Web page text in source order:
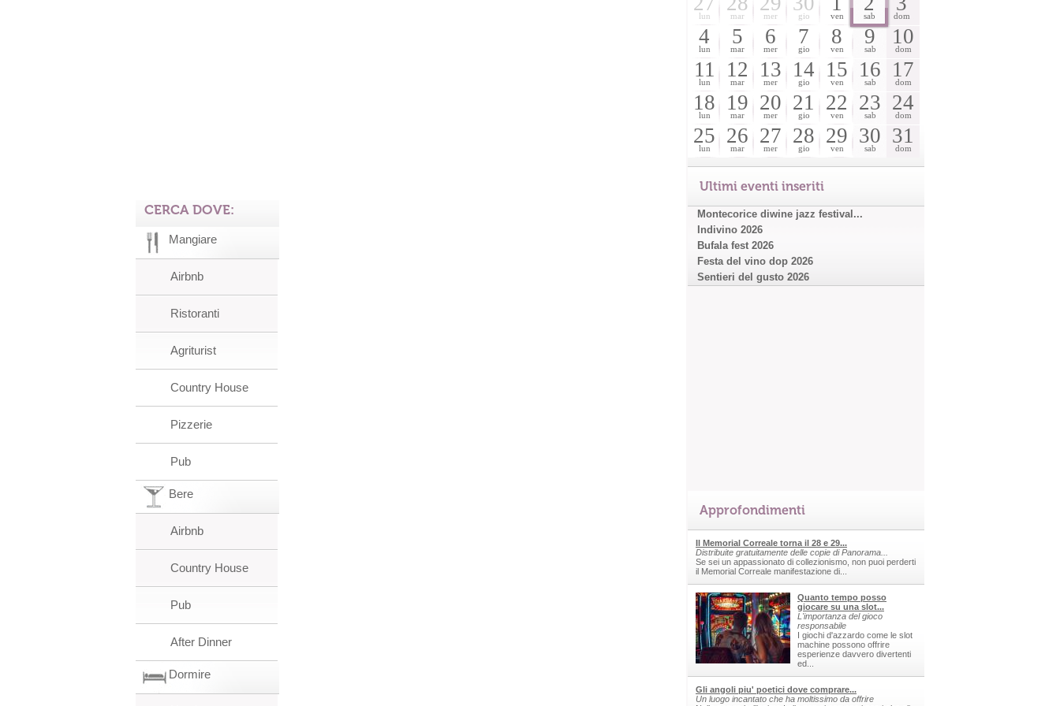
CERCA DOVE:
Mangiare
Airbnb
Ristoranti
Agriturist
Country House
Pizzerie
Pub
Bere
Airbnb
Country House
Pub
After Dinner
Dormire
lun mar mer gio ven sab dom
4
lun
5
mar
6
mer
7
gio
8
ven
9
sab
10
dom
11
lun
12
mar
13
mer
14
gio
15
ven
16
sab
17
dom
18
lun
19
mar
20
mer
21
gio
22
ven
23
sab
24
dom
25
lun
26
mar
27
mer
28
gio
29
ven
30
sab
31
dom
Ultimi eventi inseriti
Montecorice diwine jazz festival...
Indivino 2026
Bufala fest 2026
Festa del vino dop 2026
Sentieri del gusto 2026
Approfondimenti
Il Memorial Correale torna il 28 e 29...
Distribuite gratuitamente delle copie di Panorama...
Se sei un appassionato di collezionismo, non puoi perderti
il Memorial Correale manifestazione di...
Quanto tempo posso
giocare su una slot...
L'importanza del gioco
responsabile
I giochi d'azzardo come le slot
machine possono offrire
esperienze davvero divertenti
ed...
Gli angoli piu' poetici dove comprare...
Un luogo incantato che ha moltissimo da offrire